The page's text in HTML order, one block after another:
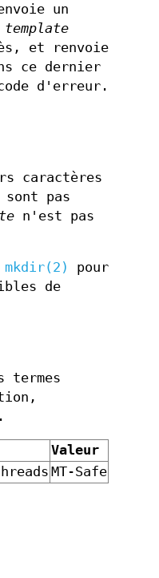
un
template
et renvoie
ce dernier
d'erreur.
caractères
pas
n'est pas
mkdir(2)
pour
de
termes
.
Valeur
MT-Safe